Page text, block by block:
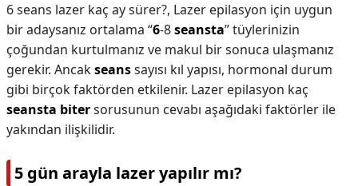
6 seans lazer kaç ay sürer?, Lazer epilasyon için uygun
bir adaysanız ortalama “6-8seansta” tüylerinizin
çoğundan kurtulmanız ve makul bir sonuca ulaşmanız
gerekir. Ancakseanssayısı kıl yapısı, hormonal durum
gibi birçok faktörden etkilenir. Lazer epilasyon kaç
seansta bitersorusunun cevabı aşağıdaki faktörler ile
yakından ilişkilidir.
5 gün arayla lazer yapılır mı?